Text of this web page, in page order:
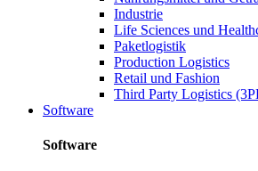
Industrie
Life Sciences und
Paketlogistik
Production Logistics
Retail und Fashion
Third Party Logistics
Software
Software